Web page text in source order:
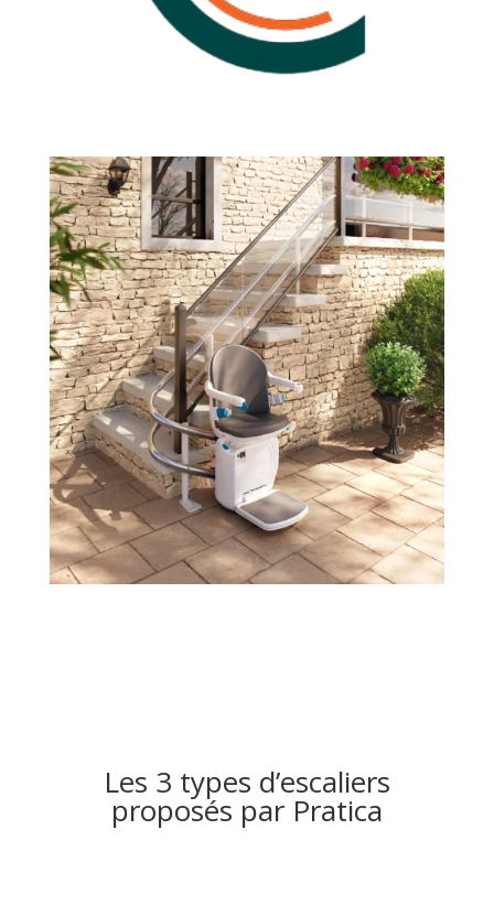
Les 3 types d’escaliers
proposés par Pratica